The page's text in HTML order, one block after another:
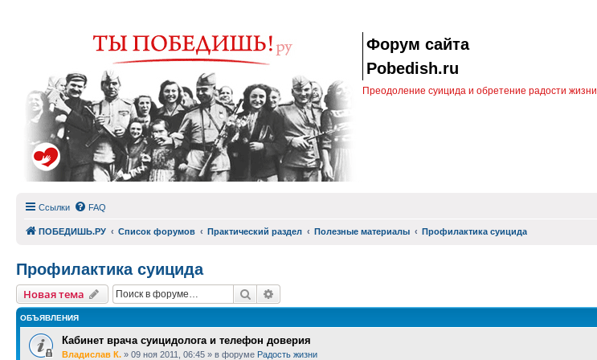
Форум сайта
Pobedish.ru
Преодоление суицида и обретение радости жизни
Ссылки FAQ
ПОБЕДИШЬ.РУ Список форумов Практический раздел Полезные материалы Профилактика суицида
Профилактика суицида
Новая тема Поиск
ОБЪЯВЛЕНИЯ
Кабинет врача суицидолога и телефон доверия
Владислав К. » 09 ноя 2011, 06:45 » в форуме Радость жизни